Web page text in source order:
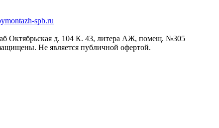
spb.ru
Октябрьская д. 104 К. 43, литера АЖ, помещ. №305
Не является публичной офертой.